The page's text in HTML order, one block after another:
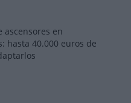
ascensores en
hasta 40.000 euros de